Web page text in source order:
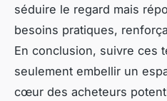
séduire le regard mais
besoins pratiques,
En conclusion, suivre ces
seulement embellir un
cœur des acheteurs